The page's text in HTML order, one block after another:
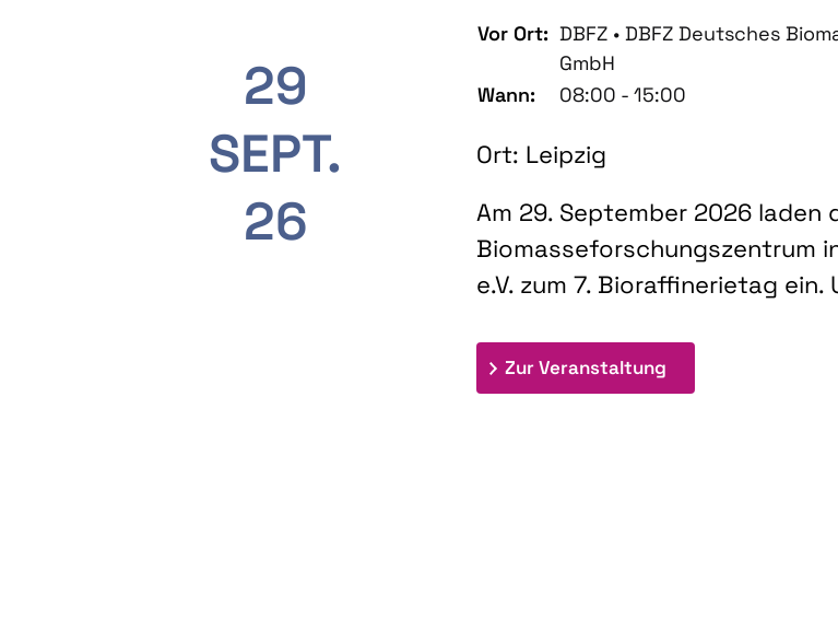
29
SEPT.
26
Vor Ort: DBFZ • DBFZ Deutsches
GmbH
Wann:
08:00 - 15:00
Ort: Leipzig
Am 29. September 2026 laden
Biomasseforschungszentrum
e.V. zum 7. Bioraffinerietag ein.
Zur Veranstaltung: 7.